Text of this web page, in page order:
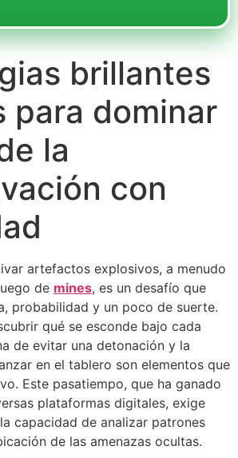
brillantes
para dominar
la
con
artefactos explosivos, a menudo
de mines, es un desafío que
probabilidad y un poco de suerte.
qué se esconde bajo cada
de evitar una detonación y la
en el tablero son elementos que
Este pasatiempo, que ha ganado
plataformas digitales, exige
capacidad de analizar patrones
de las amenazas ocultas.